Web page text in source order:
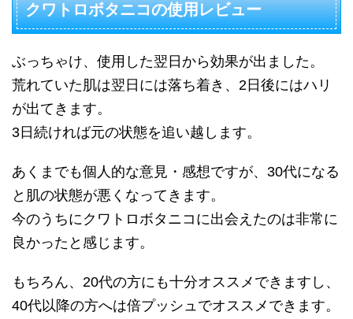
クワトロボタニコの使用レビュー
ぶっちゃけ、使用した翌日から効果が出ました。
荒れていた肌は翌日には落ち着き、2日後にはハリ
が出てきます。
3日続ければ元の状態を追い越します。
あくまでも個人的な意見・感想ですが、30代になる
と肌の状態が悪くなってきます。
今のうちにクワトロボタニコに出会えたのは非常に
良かったと感じます。
もちろん、20代の方にも十分オススメできますし、
40代以降の方へは倍プッシュでオススメできます。